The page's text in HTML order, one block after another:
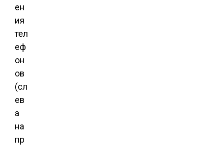
ен
ия
тел
еф
он
ов
(сл
ев
а
на
пр